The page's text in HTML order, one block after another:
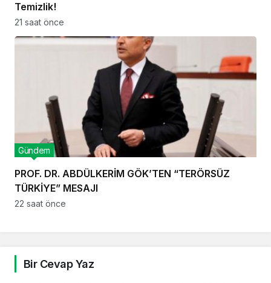
Temizlik!
21 saat önce
PROF. DR. ABDÜLKERİM GÖK’TEN “TERÖRSÜZ
TÜRKİYE” MESAJI
Gündem
22 saat önce
Bir Cevap Yaz